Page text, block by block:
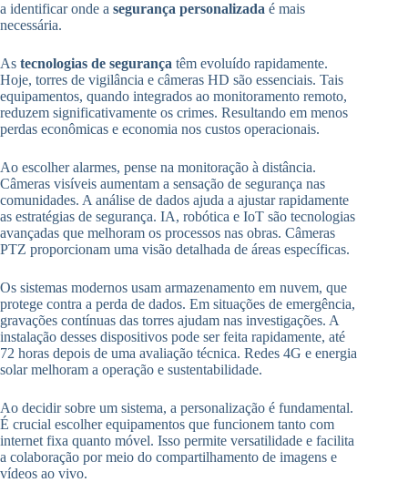
a identificar onde a segurança personalizada é mais
necessária.
As tecnologias de segurança têm evoluído rapidamente.
Hoje, torres de vigilância e câmeras HD são essenciais. Tais
equipamentos, quando integrados ao monitoramento remoto,
reduzem significativamente os crimes. Resultando em menos
perdas econômicas e economia nos custos operacionais.
Ao escolher alarmes, pense na monitoração à distância.
Câmeras visíveis aumentam a sensação de segurança nas
comunidades. A análise de dados ajuda a ajustar rapidamente
as estratégias de segurança. IA, robótica e IoT são tecnologias
avançadas que melhoram os processos nas obras. Câmeras
PTZ proporcionam uma visão detalhada de áreas específicas.
Os sistemas modernos usam armazenamento em nuvem, que
protege contra a perda de dados. Em situações de emergência,
gravações contínuas das torres ajudam nas investigações. A
instalação desses dispositivos pode ser feita rapidamente, até
72 horas depois de uma avaliação técnica. Redes 4G e energia
solar melhoram a operação e sustentabilidade.
Ao decidir sobre um sistema, a personalização é fundamental.
É crucial escolher equipamentos que funcionem tanto com
internet fixa quanto móvel. Isso permite versatilidade e facilita
a colaboração por meio do compartilhamento de imagens e
vídeos ao vivo.